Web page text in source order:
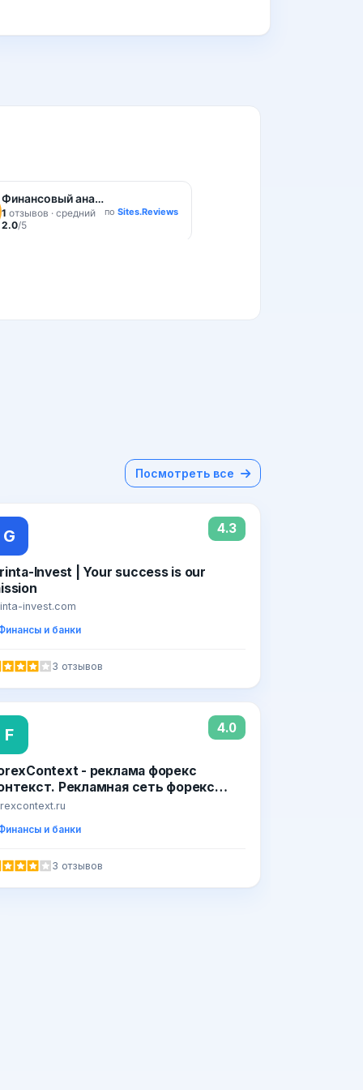
Посмотреть все
G 4.3
Invest | Your success is our
invest.com
и банки
3 отзывов
F 4.0
- реклама форекс
Рекламная сеть форекс
и банки
3 отзывов